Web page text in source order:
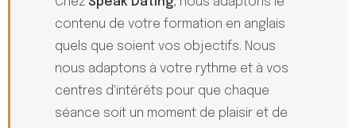
contenu de votre formation en anglais
quels que soient vos objectifs. Nous
nous adaptons à votre rythme et à vos
centres d'intérêts pour que chaque
séance soit un moment de plaisir et de